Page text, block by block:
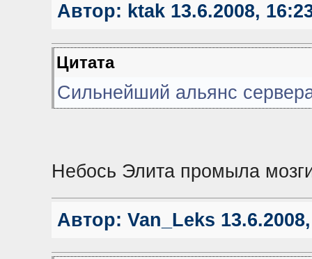
Автор: ktak13.6.2008,
Цитата
Сильнейший альянс
Небось Элита промыла
Автор: Van_Leks